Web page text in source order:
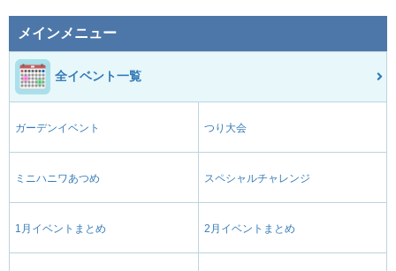
メインメニュー
全イベント一覧
ガーデンイベント つり大会
ミニハニワあつめ スペシャルチャレンジ
1月イベントまとめ 2月イベントまとめ